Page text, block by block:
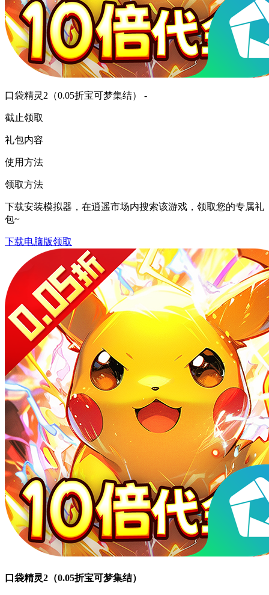
口袋精灵2（0.05折宝可梦集结） -
截止领取
礼包内容
使用方法
领取方法
下载安装模拟器，在逍遥市场内搜索该游戏，领取您的专属礼
包~
下载电脑版领取
口袋精灵2（0.05折宝可梦集结）